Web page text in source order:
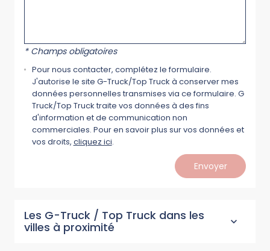
* Champs obligatoires
Pour nous contacter, complétez le formulaire.
J'autorise le site G-Truck/Top Truck à conserver mes
données personnelles transmises via ce formulaire. G
Truck/Top Truck traite vos données à des fins
d'information et de communication non
commerciales. Pour en savoir plus sur vos données et
vos droits, cliquez ici.
Envoyer
Les G-Truck / Top Truck dans les
villes à proximité